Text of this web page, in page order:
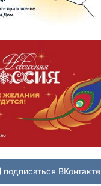
подписаться ВКонтакте